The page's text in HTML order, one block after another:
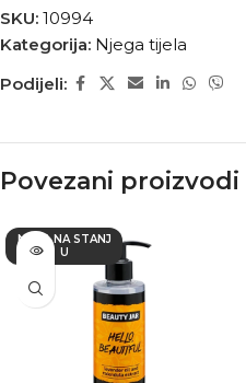
SKU: 10994
Kategorija: Njega tijela
Podijeli:
Povezani proizvodi
NEMA NA STANJ
U